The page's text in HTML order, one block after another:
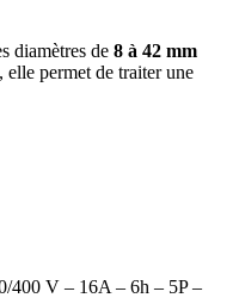
diamètres de 8 à 42 mm
permet de traiter une
400 V – 16A – 6h – 5P –